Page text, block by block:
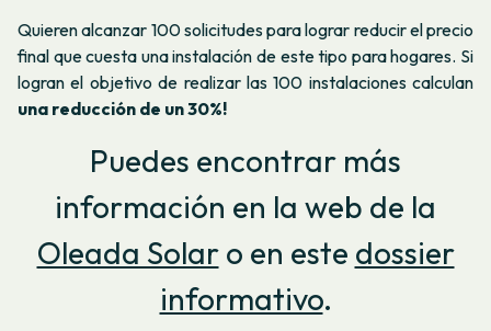
Quieren alcanzar 100 solicitudes para lograr reducir el precio
final que cuesta una instalación de este tipo para hogares. Si
logran el objetivo de realizar las 100 instalaciones calculan
una reducción de un 30%!
Puedes encontrar más
información en la web de la
Oleada Solaro en este dossier
informativo.